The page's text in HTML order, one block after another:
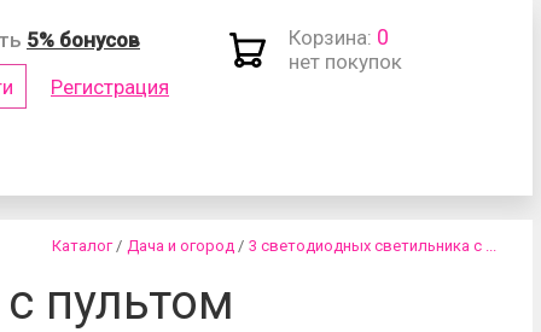
5% бонусов
Регистрация
Корзина: 0
нет покупок
Каталог / Дача и огород / 3 светодиодных светильника с ...
пультом